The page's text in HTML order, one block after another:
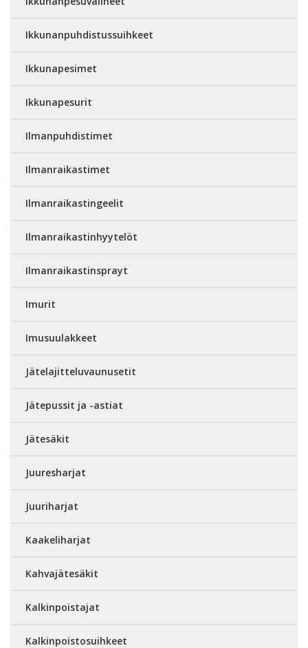
Ikkunanpuhdistussuihkeet
Ikkunapesimet
Ikkunapesurit
Ilmanpuhdistimet
Ilmanraikastimet
Ilmanraikastingeelit
Ilmanraikastinhyytelöt
Ilmanraikastinsprayt
Imurit
Imusuulakkeet
Jätelajitteluvaunusetit
Jätepussit ja -astiat
Jätesäkit
Juuresharjat
Juuriharjat
Kaakeliharjat
Kahvajätesäkit
Kalkinpoistajat
Kalkinpoistosuihkeet